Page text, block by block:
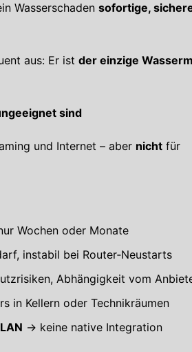
Wasserschaden sofortige,
aus: Er ist der einzige
sind
und Internet – aber nicht für
Wochen oder Monate
instabil bei Router‑Neustarts
Abhängigkeit vom
in Kellern oder Technikräumen
→ keine native Integration